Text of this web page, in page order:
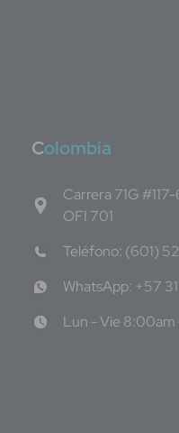
Colombia
Carrera 71G
OFI 701
Teléfono: (601)
WhatsApp: +57
Lun - Vie